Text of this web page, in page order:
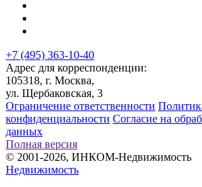
+7 (495) 363-10-40
Адрес для корреспонденции:
105318, г. Москва,
ул. Щербаковская, 3
Ограничение ответственности
конфиденциальности Согласие на
данных
Полная версия
© 2001-2026, ИНКОМ-Недвижимость
Недвижимость